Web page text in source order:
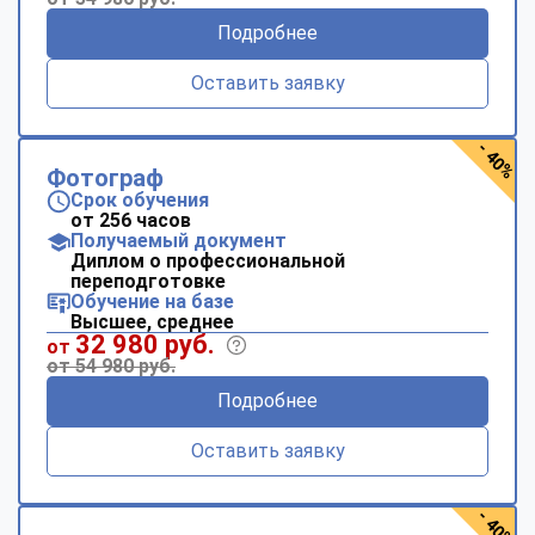
Подробнее
Оставить заявку
Фотограф
Срок обучения
от 256 часов
Получаемый документ
Диплом о профессиональной
переподготовке
Обучение на базе
Высшее, среднее
от 32 980 руб.
от 54 980 руб.
Подробнее
Оставить заявку
- 40%